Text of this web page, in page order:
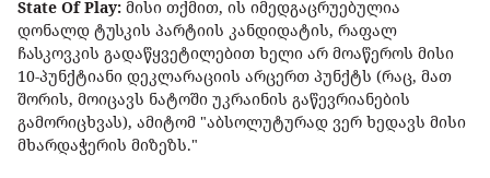
State Of Play: მისი თქმით, ის იმედგაცრუებულია
დონალდ ტუსკის პარტიის კანდიდატის, რაფალ
ჩასკოვკის გადაწყვეტილებით ხელი არ მოაწეროს მისი
10-პუნქტიანი დეკლარაციის არცერთ პუნქტს (რაც, მათ
შორის, მოიცავს ნატოში უკრაინის გაწევრიანების
გამორიცხვას), ამიტომ "აბსოლუტურად ვერ ხედავს მისი
მხარდაჭერის მიზეზს."